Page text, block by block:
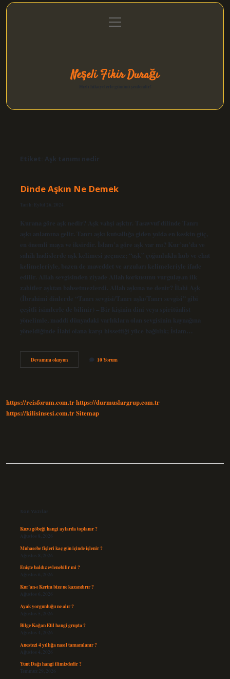
Gizlilik Politikası
menüyü
aç
Neşeli Fikir Durağı
Etiket: Aşk tanımı nedir
Dinde Aşkın Ne Demek
Tarih: Eylül 26, 2024
Kurana göre aşk nedir? Aşk vahşi aşktır. Tasavvuf dilinde Tanrı
aşkı anlamına gelir. Tanrı aşkı kutsallığa giden yolda en keskin güç,
en önemli maya ve iksirdir. İslam’a göre aşk var mı? Kur’an’da ve
sahih hadislerde aşk kelimesi geçmez; “aşk” çoğunlukla hub ve chat
kelimeleriyle, bazen de maveddet ve arzuları kelimeleriyle ifade
edilir. Allah sevgisinden ziyade Allah korkusunu vurgulayan ilk
zahitler aşktan bahsetmezlerdi. Allah aşkına ne denir? İlahi Aşk
(İbrahimî dinlerde “Tanrı sevgisi/Tanrı aşkı/Tanrı sevgisi” gibi
çeşitli isimlerle de bilinir) – Bir kişinin dini veya spiritüalist
yönelimle, maddi dünyadaki varlıklara olan sevgisinin kaynağına
yöneldiğinde İlahi olana karşı hissettiği yüce bağlılık; İslam…
Devamını okuyunDinde
Aşkın
10 Yorum
https://reisforum.com.trhttps://durmuslargrup.com.tr
https://kilisinsesi.com.trSitemap
Son Yazılar
Kuzu göbeği hangi aylarda toplanır ?
Ağustos 8, 2026
Muhasebe fişleri kaç gün içinde işlenir ?
Ağustos 8, 2026
Enişte baldız evlenebilir mi ?
Ağustos 6, 2026
Kur’an-ı Kerim bize ne kazandırır ?
Ağustos 6, 2026
Ayak yorgunluğu ne alır ?
Ağustos 5, 2026
Bilge Kağan Etil hangi grupta ?
Ağustos 4, 2026
Anestezi 4 yıllığa nasıl tamamlanır ?
Ağustos 4, 2026
Yunt Dağı hangi ilimizdedir ?
Temmuz 29, 2026